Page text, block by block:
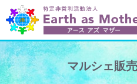
マルシェ販